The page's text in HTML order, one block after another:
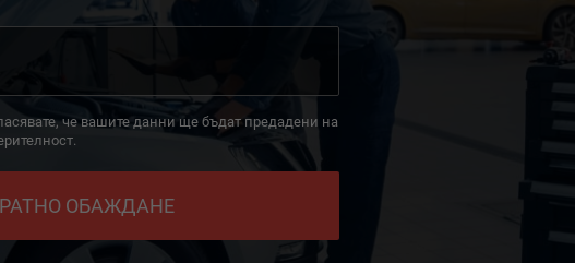
че вашите данни ще бъдат предадени на
ОБАЖДАНЕ